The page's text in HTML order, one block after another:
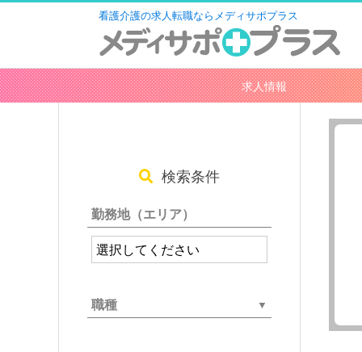
看護介護の求人転職ならメディサポプラス
求人情報
検索条件
勤務地（エリア）
職種